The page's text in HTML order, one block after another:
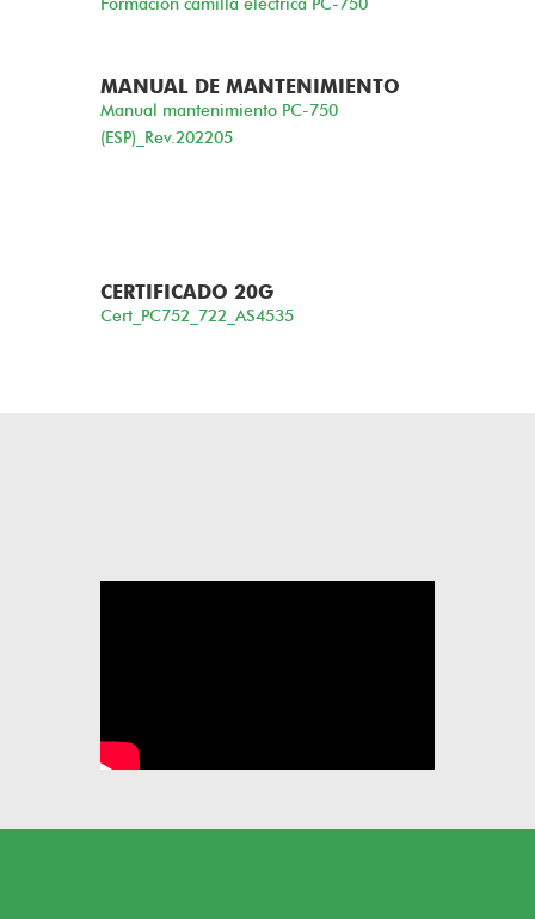
Formación camilla eléctrica PC-750
MANUAL DE MANTENIMIENTO
Manual mantenimiento PC-750
(ESP)_Rev.202205
CERTIFICADO 20G
Cert_PC752_722_AS4535